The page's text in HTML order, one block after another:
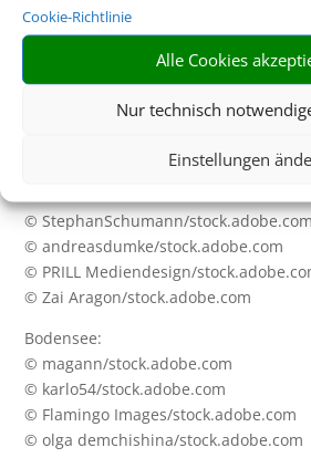
Cookie-Richtlinie
Alle Cookies
Nur technisch
Einstellungen
© SeanPavonePhoto/stock.adobe.com
© olezzo/stock.adobe.com
© Rechitan Sorin/stock.adobe.com
© Phil_Good/stock.adobe.com
© Casther/stock.adobe.com
© StephanSchumann/stock.adobe.com
© andreasdumke/stock.adobe.com
© PRILL Mediendesign/
© Zai Aragon/stock.adobe.com
Bodensee:
© magann/stock.adobe.com
© karlo54/stock.adobe.com
© Flamingo Images/stock.adobe.com
© olga demchishina/stock.adobe.com